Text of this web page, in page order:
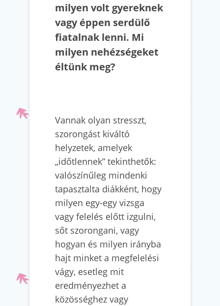
milyen volt gyereknek
vagy éppen serdülő
fiatalnak lenni. Mi
milyen nehézségeket
éltünk meg?
Vannak olyan stresszt,
szorongást kiváltó
helyzetek, amelyek
„időtlennek” tekinthetők:
valószínűleg mindenki
tapasztalta diákként, hogy
milyen egy-egy vizsga
vagy felelés előtt izgulni,
sőt szorongani, vagy
hogyan és milyen irányba
hajt minket a megfelelési
vágy, esetleg mit
eredményezhet a
közösséghez vagy